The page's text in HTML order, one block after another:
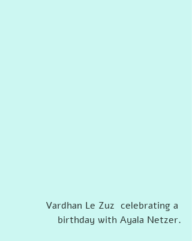
Vardhan Le Zuz  celebrating a
birthday with Ayala Netzer.